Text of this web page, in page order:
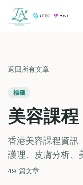
返回所有文章
標籤
美容課程
香港美容課程資
護理、皮膚分析、
49 篇文章